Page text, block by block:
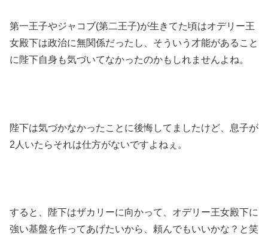
第一王子やジャコブ(第二王子)が生きてた頃はオデリー王
女殿下は政治に無関係だったし、そういう才能があること
に陛下自身も気づいてなかったのかもしれませんよね。
陛下は気づかなかったことに後悔してましたけど、息子が
2人いたらそれは仕方がないですよねぇ。
すると、陛下はザカリーに向かって、オデリー王女殿下に
強い基盤を作ってあげたいから、頼んでもいいかな？と笑